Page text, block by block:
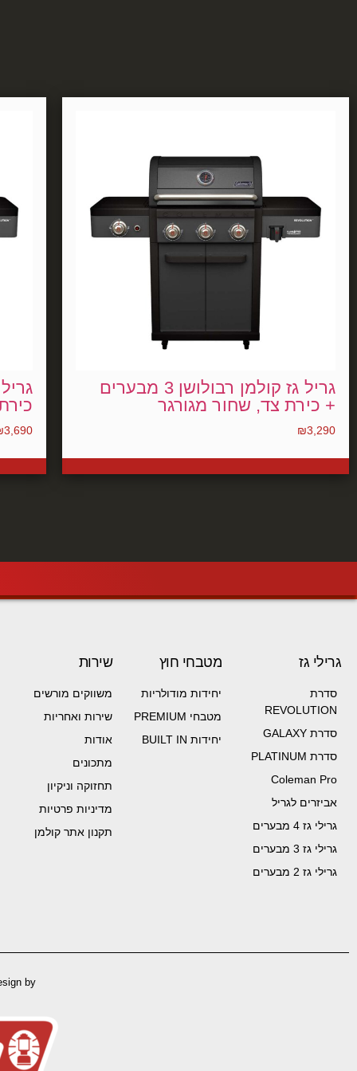
גריל גז קולמן רבולושן 3 מבערים
+ כירת צד, שחור מגורגר
₪3,290
3,690
גרילי גז
סדרת
REVOLUTION
סדרת GALAXY
סדרת PLATINUM
Coleman Pro
אביזרים לגריל
גרילי גז 4 מבערים
גרילי גז 3 מבערים
גרילי גז 2 מבערים
מטבחי חוץ
יחידות מודולריות
מטבחי PREMIUM
יחידות BUILT IN
שירות
משווקים מורשים
שירות ואחריות
אודות
מתכונים
תחזוקה וניקיון
מדיניות פרטיות
תקנון אתר קולמן
by